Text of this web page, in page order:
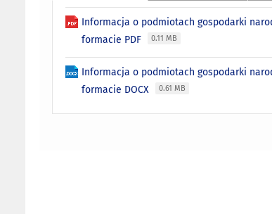
Informacja o podmiotach gospodarki
formacie PDF
0.11 MB
Informacja o podmiotach gospodarki
formacie DOCX
0.61 MB